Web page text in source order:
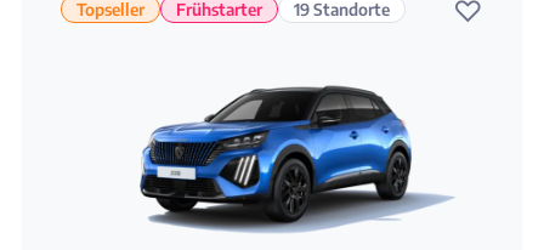
Topseller Frühstarter 19 Standorte ♡